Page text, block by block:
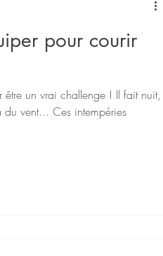
pour courir
être un vrai challenge ! Il fait nuit,
vent... Ces intempéries